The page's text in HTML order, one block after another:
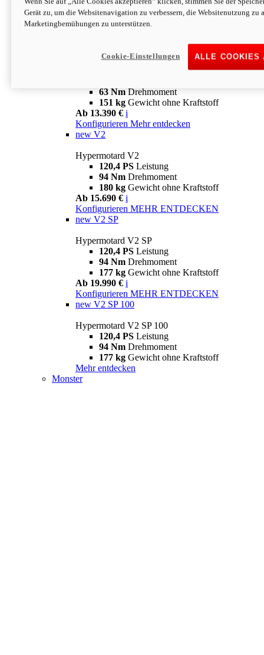
63 NmDrehmoment
151 kgGewicht ohne Kraftstoff
Ab 13.890 € i
63 Nm Drehmoment
151 kg Gewicht ohne Kraftstoff
Ab 13.390 € i
Konfigurieren Mehr entdecken
new V2
Hypermotard V2
120,4 PS Leistung
94 Nm Drehmoment
180 kg Gewicht ohne Kraftstoff
Ab 15.690 € i
Konfigurieren MEHR ENTDECKEN
new V2 SP
Hypermotard V2 SP
120,4 PS Leistung
94 Nm Drehmoment
177 kg Gewicht ohne Kraftstoff
Ab 19.990 € i
Konfigurieren MEHR ENTDECKEN
new V2 SP 100
Hypermotard V2 SP 100
120,4 PS Leistung
94 Nm Drehmoment
177 kg Gewicht ohne Kraftstoff
Mehr entdecken
Monster
Gerät zu, um die Websitenavigation zu verbessern, die Websitenutzung zu
Marketingbemühungen zu unterstützen.
ALLE COOKIES
Cookie-Einstellungen